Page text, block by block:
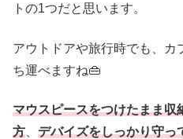
トの1つだと思います。
アウトドアや旅行時でも、
ち運べますね👜
マウスピースをつけたまま収
方
デバイズをしっかり守っ